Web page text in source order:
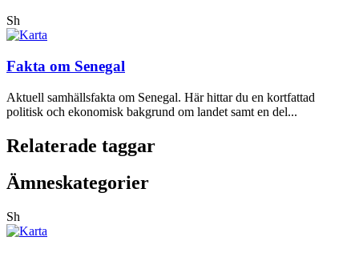
Sh
Fakta om Senegal
Aktuell samhällsfakta om Senegal. Här hittar du en kortfattad
politisk och ekonomisk bakgrund om landet samt en del...
Relaterade taggar
Ämneskategorier
Sh